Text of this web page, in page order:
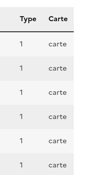
Type Carte
1 carte
1 carte
1 carte
1 carte
1 carte
1 carte